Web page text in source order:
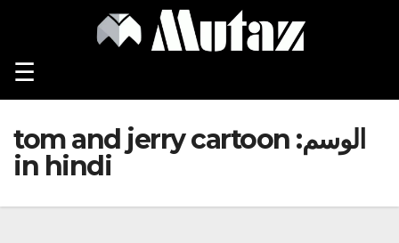
☰
الوسم: tom and jerry cartoon
in hindi